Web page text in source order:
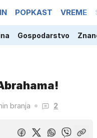
POPKAST VREME
Gospodarstvo
branja 2